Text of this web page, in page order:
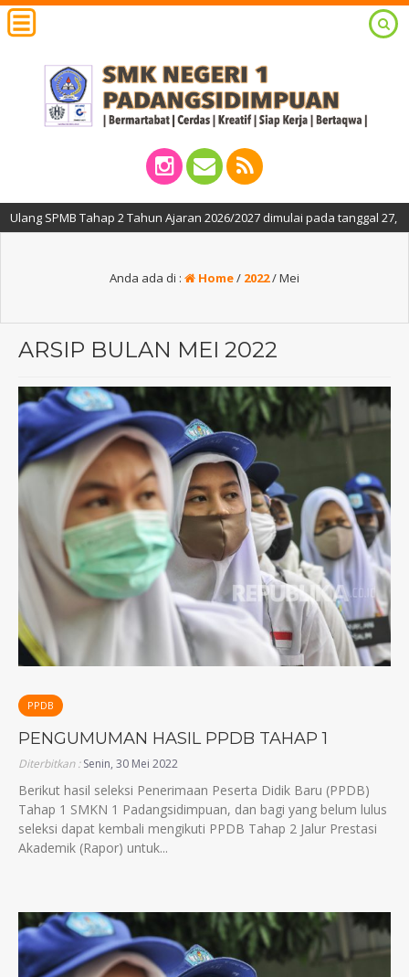
Tahap 2 Tahun Ajaran 2026/2027 dimulai pada tanggal 27, 29
Anda ada di : Home/ 2022/Mei
ARSIP BULAN MEI 2022
PPDB
PENGUMUMAN HASIL PPDB TAHAP 1
Diterbitkan :Senin, 30 Mei 2022
Berikut hasil seleksi Penerimaan Peserta Didik Baru (PPDB)
Tahap 1 SMKN 1 Padangsidimpuan, dan bagi yang belum lulus
seleksi dapat kembali mengikuti PPDB Tahap 2 Jalur Prestasi
Akademik (Rapor) untuk...